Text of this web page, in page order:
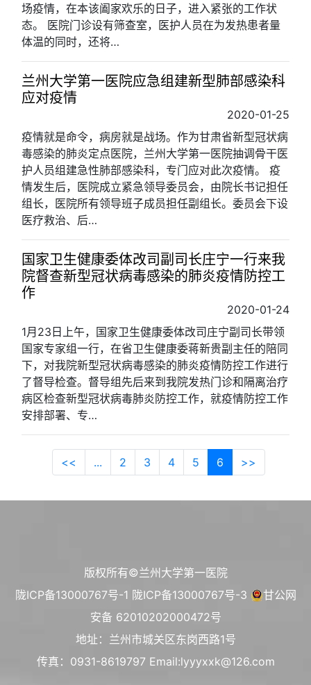
场疫情，在本该阖家欢乐的日子，进入紧张的工作状
态。 医院门诊设有筛查室，医护人员在为发热患者量
体温的同时，还将…
兰州大学第一医院应急组建新型肺部感染科
应对疫情
2020-01-25
疫情就是命令，病房就是战场。作为甘肃省新型冠状病
毒感染的肺炎定点医院，兰州大学第一医院抽调骨干医
护人员组建急性肺部感染科，专门应对此次疫情。 疫
情发生后，医院成立紧急领导委员会，由院长书记担任
组长，医院所有领导班子成员担任副组长。委员会下设
医疗救治、后…
国家卫生健康委体改司副司长庄宁一行来我
院督查新型冠状病毒感染的肺炎疫情防控工
作
2020-01-24
1月23日上午，国家卫生健康委体改司庄宁副司长带领
国家专家组一行，在省卫生健康委蒋新贵副主任的陪同
下，对我院新型冠状病毒感染的肺炎疫情防控工作进行
了督导检查。督导组先后来到我院发热门诊和隔离治疗
病区检查新型冠状病毒肺炎防控工作，就疫情防控工作
安排部署、专…
<< ... 2 3 4 5 6 >>
版权所有©兰州大学第一医院
陇ICP备13000767号-1 陇ICP备13000767号-3
甘公网
安备 62010202000472号
地址：兰州市城关区东岗西路1号
传真：0931-8619797 Email:lyyyxxk@126.com